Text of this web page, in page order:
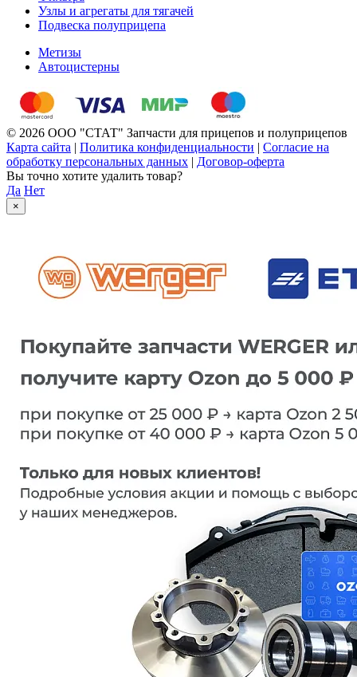
Узлы и агрегаты для тягачей
Подвеска полуприцепа
Метизы
Автоцистерны
© 2026 ООО "СТАТ" Запчасти для прицепов и полуприцепов
Карта сайта | Политика конфиденциальности | Согласие на
обработку персональных данных | Договор-оферта
Вы точно хотите удалить товар?
Да Нет
×